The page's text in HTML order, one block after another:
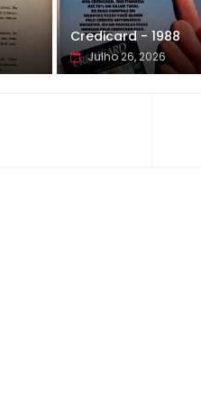
Credicard - 1988
Julho 26, 2026